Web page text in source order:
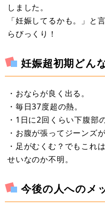
しました。
「妊娠してるかも。」と
らびっくり！
妊娠超初期どん
・おならが良く出る。
・毎日37度超の熱。
・1日に2回くらい下腹部
・お腹が張ってジーンズ
・足がむくむ？でもこれ
せいなのか不明。
今後の人へのメ